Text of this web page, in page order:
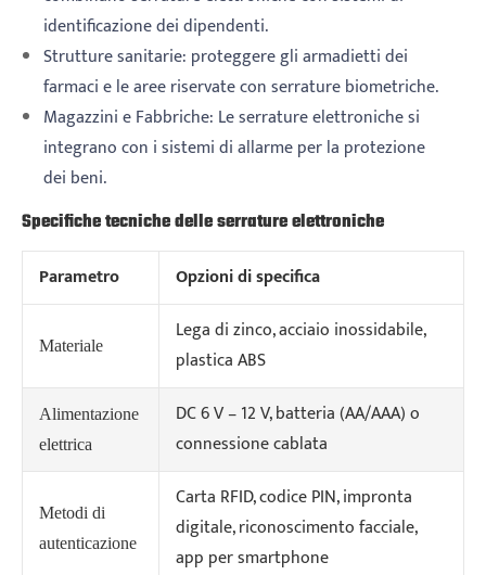
identificazione dei dipendenti.
Strutture sanitarie: proteggere gli armadietti dei
farmaci e le aree riservate con serrature biometriche.
Magazzini e Fabbriche: Le serrature elettroniche si
integrano con i sistemi di allarme per la protezione
dei beni.
Specifiche tecniche delle serrature elettroniche
Parametro Opzioni di specifica
Materiale
Lega di zinco, acciaio inossidabile,
plastica ABS
Alimentazione
elettrica
DC 6 V – 12 V, batteria (AA/AAA) o
connessione cablata
Metodi di
autenticazione
Carta RFID, codice PIN, impronta
digitale, riconoscimento facciale,
app per smartphone